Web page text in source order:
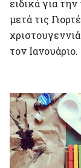
ειδικά για
μετά τις
τον Ιανουάριο.